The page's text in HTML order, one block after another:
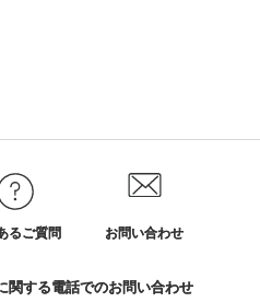
るご質問 お問い合わせ
関する電話でのお問い合わせ